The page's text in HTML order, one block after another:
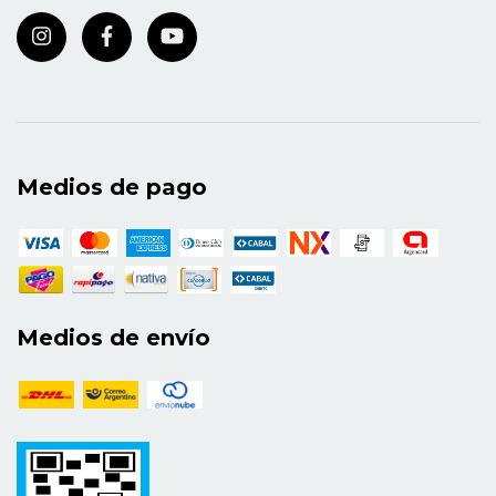
Medios de pago
Medios de envío